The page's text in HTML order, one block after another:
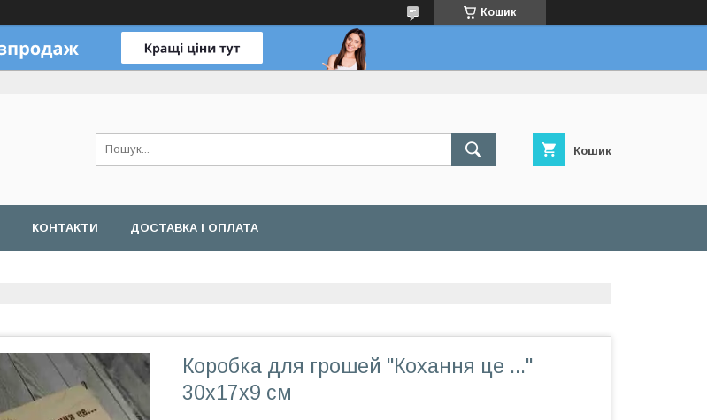
Кошик
Кошик
КОНТАКТИ ДОСТАВКА І ОПЛАТА
Коробка для грошей "Кохання це ..."
30х17х9 см